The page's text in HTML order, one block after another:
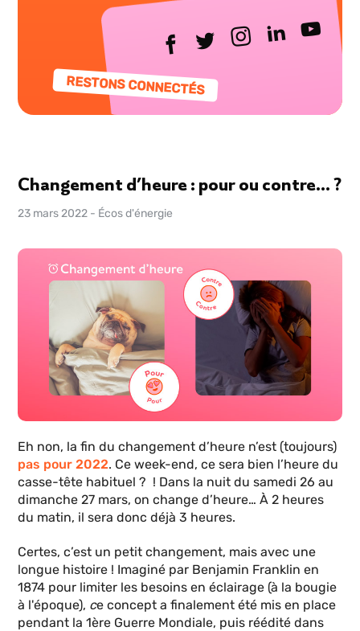
RESTONS CONNECTÉS
Changement d’heure : pour ou contre… ?
23 mars 2022 - Écos d'énergie
Eh non, la fin du changement d’heure n’est (toujours)
pas pour 2022. Ce week-end, ce sera bien l’heure du
casse-tête habituel ? ! Dans la nuit du samedi 26 au
dimanche 27 mars, on change d’heure… À 2 heures
du matin, il sera donc déjà 3 heures.
Certes, c’est un petit changement, mais avec une
longue histoire ! Imaginé par Benjamin Franklin en
1874 pour limiter les besoins en éclairage (à la bougie
à l'époque), ce concept a finalement été mis en place
pendant la 1ère Guerre Mondiale, puis réédité dans